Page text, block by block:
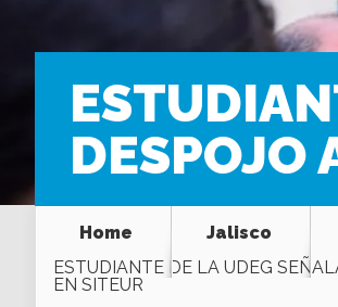
DESPOJO
Home
Jalisco
ESTUDIANTE DE LA UDEG
EN SITEUR